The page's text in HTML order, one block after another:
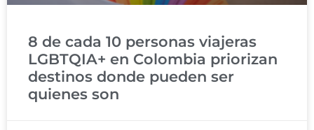
8 de cada 10 personas viajeras
LGBTQIA+ en Colombia priorizan
destinos donde pueden ser
quienes son